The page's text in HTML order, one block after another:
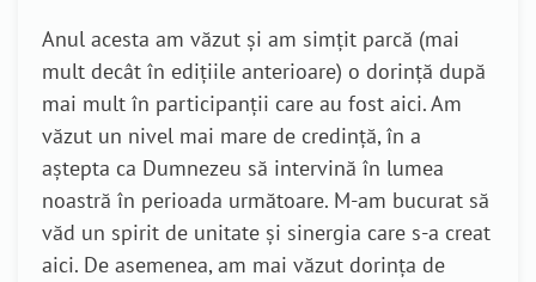
Anul acesta am văzut și am simțit parcă (mai
mult decât în edițiile anterioare) o dorință după
mai mult în participanții care au fost aici. Am
văzut un nivel mai mare de credință, în a
aștepta ca Dumnezeu să intervină în lumea
noastră în perioada următoare. M-am bucurat să
văd un spirit de unitate și sinergia care s-a creat
aici. De asemenea, am mai văzut dorința de